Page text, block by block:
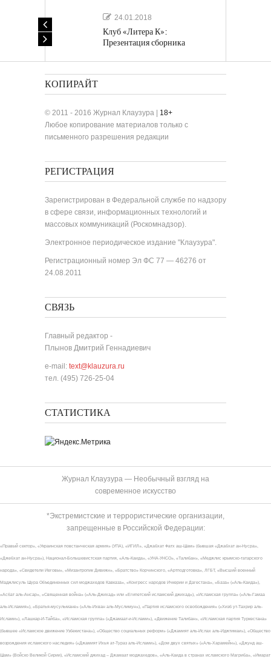
24.01.2018
Клуб «Литера К»:
Презентация сборника
КОПИРАЙТ
© 2011 - 2016 Журнал Клаузура | 18+
Любое копирование материалов только с
письменного разрешения редакции
РЕГИСТРАЦИЯ
Зарегистрирован в Федеральной службе по надзору
в сфере связи, информационных технологий и
массовых коммуникаций (Роскомнадзор).
Электронное периодическое издание "Клаузура".
Регистрационный номер Эл ФС 77 — 46276 от
24.08.2011
СВЯЗЬ
Главный редактор -
Плынов Дмитрий Геннадиевич
e-mail: text@klauzura.ru
тел. (495) 726-25-04
СТАТИСТИКА
Журнал Клаузура — Необычный взгляд на
современное искусство
*Экстремистские и террористические организации,
запрещенные в Российской Федерации:
«Правый сектор», «Украинская повстанческая армия» (УПА), «ИГИЛ», «Джабхат Фатх аш-Шам» (бывшая «Джабхат ан-Нусра»,
«Джебхат ан-Нусра»), Национал-Большевистская партия, «Аль-Каида», «УНА-УНСО», «Талибан», «Меджлис крымско-татарского
народа», «Свидетели Иеговы», «Мизантропик Дивижн», «Братство» Корчинского, «Артподготовка», ЛГБТ, «Высший военный
Маджлисуль Шура Объединенных сил моджахедов Кавказа», «Конгресс народов Ичкерии и Дагестана», «База» («Аль-Каида»),
«Асбат аль-Ансар», «Священная война» («Аль-Джихад» или «Египетский исламский джихад»), «Исламская группа» («Аль-Гамаа
аль-Исламия»), «Братья-мусульмане» («Аль-Ихван аль-Муслимун»), «Партия исламского освобождения» («Хизб ут-Тахрир аль-
Ислами»), «Лашкар-И-Тайба», «Исламская группа» («Джамаат-и-Ислами»), «Движение Талибан», «Исламская партия Туркестана»
(бывшее «Исламское движение Узбекистана»), «Общество социальных реформ» («Джамият аль-Ислах аль-Иджтимаи»), «Общество
возрождения исламского наследия» («Джамият Ихья ат-Тураз аль-Ислами»), «Дом двух святых» («Аль-Харамейн»), «Джунд аш-
Шам» (Войско Великой Сирии), «Исламский джихад – Джамаат моджахедов», «Аль-Каида в странах исламского Магриба», «Имарат